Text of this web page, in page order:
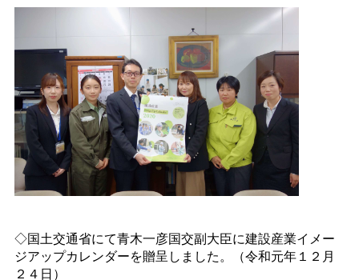
◇国土交通省にて青木一彦国交副大臣に建設産業イメー
ジアップカレンダーを贈呈しました。（令和元年１２月
２４日）